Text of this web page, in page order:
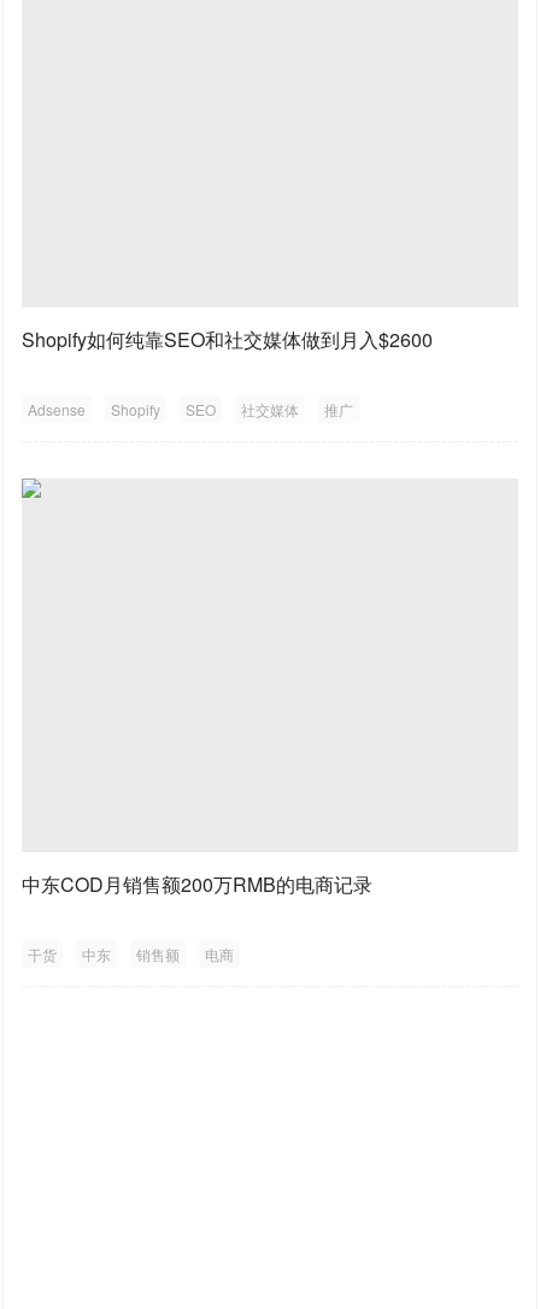
Shopify如何纯靠SEO和社交媒体做到月入$2600
Adsense Shopify SEO 社交媒体 推广
中东COD月销售额200万RMB的电商记录
干货 中东 销售额 电商